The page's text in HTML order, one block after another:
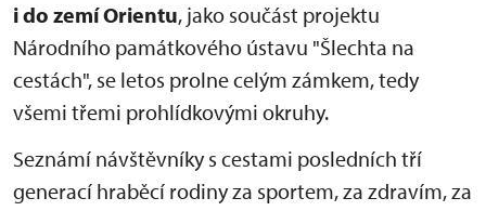
i do zemí Orientu, jako součást projektu
Národního památkového ústavu "Šlechta na
cestách", se letos prolne celým zámkem, tedy
všemi třemi prohlídkovými okruhy.
Seznámí návštěvníky s cestami posledních tří
generací hraběcí rodiny za sportem, za zdravím, za